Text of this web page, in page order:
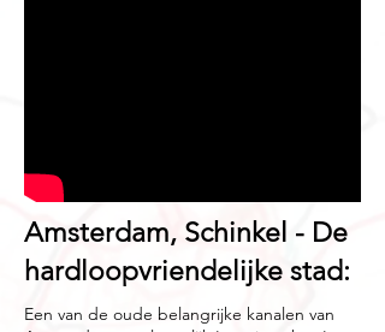
Amsterdam, Schinkel - De
hardloopvriendelijke stad:
Een van de oude belangrijke kanalen van